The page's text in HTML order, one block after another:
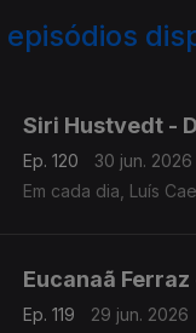
episódios
Siri Hustvedt -
Ep. 120
30 jun. 2026
Em cada dia, Luís
Eucanaã
Ep. 119
29 jun. 2026